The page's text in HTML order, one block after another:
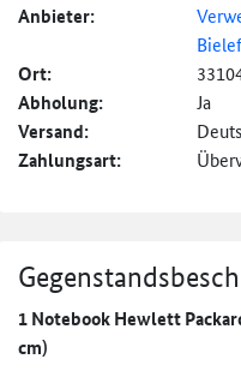
Anbieter:
Ort:
Abholung: Ja
Versand:
Zahlungsart:
1 Notebook Hewlett
cm)